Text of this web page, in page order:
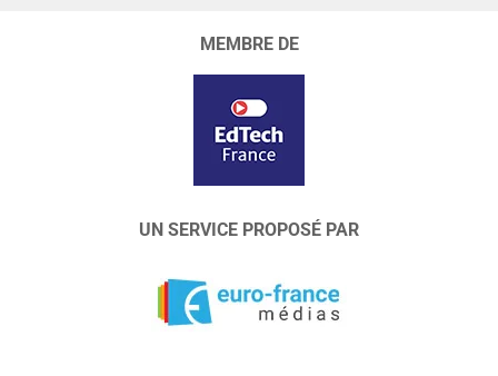
MEMBRE DE
UN SERVICE PROPOSÉ PAR